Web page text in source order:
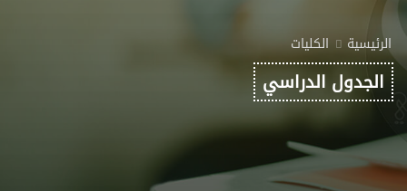
الرئيسية الكليات
الجدول الدراسي